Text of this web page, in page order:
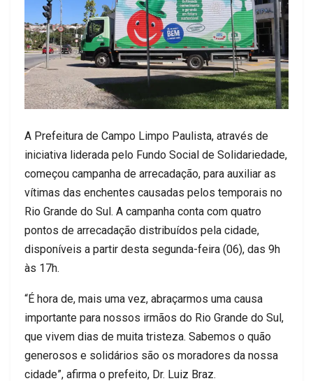
A Prefeitura de Campo Limpo Paulista, através de
iniciativa liderada pelo Fundo Social de Solidariedade,
começou campanha de arrecadação, para auxiliar as
vítimas das enchentes causadas pelos temporais no
Rio Grande do Sul. A campanha conta com quatro
pontos de arrecadação distribuídos pela cidade,
disponíveis a partir desta segunda-feira (06), das 9h
às 17h.
“É hora de, mais uma vez, abraçarmos uma causa
importante para nossos irmãos do Rio Grande do Sul,
que vivem dias de muita tristeza. Sabemos o quão
generosos e solidários são os moradores da nossa
cidade”, afirma o prefeito, Dr. Luiz Braz.